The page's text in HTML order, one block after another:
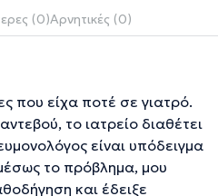
(0)Αρνητικές (0)
που είχα ποτέ σε γιατρό.
το ιατρείο διαθέτει
είναι υπόδειγμα
το πρόβλημα, μου
και έδειξε